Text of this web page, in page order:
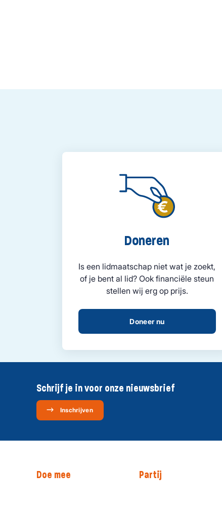
Doneren
Is een lidmaatschap niet wat je zoekt,
of je bent al lid? Ook financiële steun
stellen wij erg op prijs.
Doneer nu
Schrijf je in voor onze nieuwsbrief
Inschrijven
Doe mee Partij